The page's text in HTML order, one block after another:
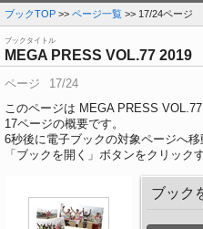
ブックTOP >> ページ一覧 >> 17/24ページ
ブックタイトル
MEGA PRESS VOL.77 2019
ページ
17/24
このページは MEGA PRESS
17ページの概要です。
6秒後に電子ブックの対象ページへ移
「ブックを開く」ボタンをクリック
ブック